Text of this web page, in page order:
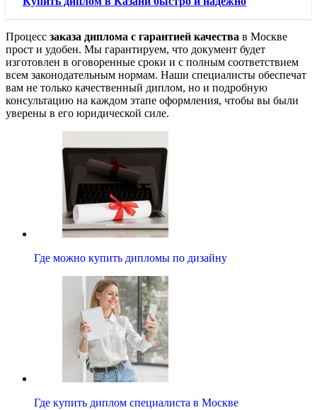
Процесс заказа диплома с гарантией качества в Москве
прост и удобен. Мы гарантируем, что документ будет
изготовлен в оговоренные сроки и с полным соответствием
всем законодательным нормам. Наши специалисты обеспечат
вам не только качественный диплом, но и подробную
консультацию на каждом этапе оформления, чтобы вы были
уверены в его юридической силе.
Где можно купить дипломы по дизайну
Где купить диплом специалиста в Москве